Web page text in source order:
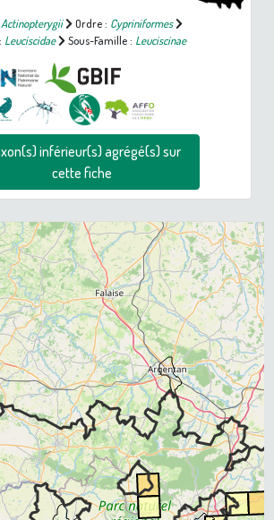
Actinopterygii Ordre : Cypriniformes
Leuciscidae Sous-Famille : Leuciscinae
inférieur(s) agrégé(s) sur
cette fiche